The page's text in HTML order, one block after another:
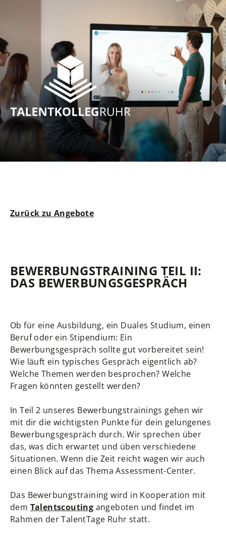
Zurück zu Angebote
BEWERBUNGSTRAINING TEIL II:
DAS BEWERBUNGSGESPRÄCH
Ob für eine Ausbildung, ein Duales Studium, einen
Beruf oder ein Stipendium: Ein
Bewerbungsgespräch sollte gut vorbereitet sein!
Wie läuft ein typisches Gespräch eigentlich ab?
Welche Themen werden besprochen? Welche
Fragen könnten gestellt werden?
In Teil 2 unseres Bewerbungstrainings gehen wir
mit dir die wichtigsten Punkte für dein gelungenes
Bewerbungsgespräch durch. Wir sprechen über
das, was dich erwartet und üben verschiedene
Situationen. Wenn die Zeit reicht wagen wir auch
einen Blick auf das Thema Assessment-Center.
Das Bewerbungstraining wird in Kooperation mit
dem Talentscouting angeboten und findet im
Rahmen der TalentTage Ruhr statt.